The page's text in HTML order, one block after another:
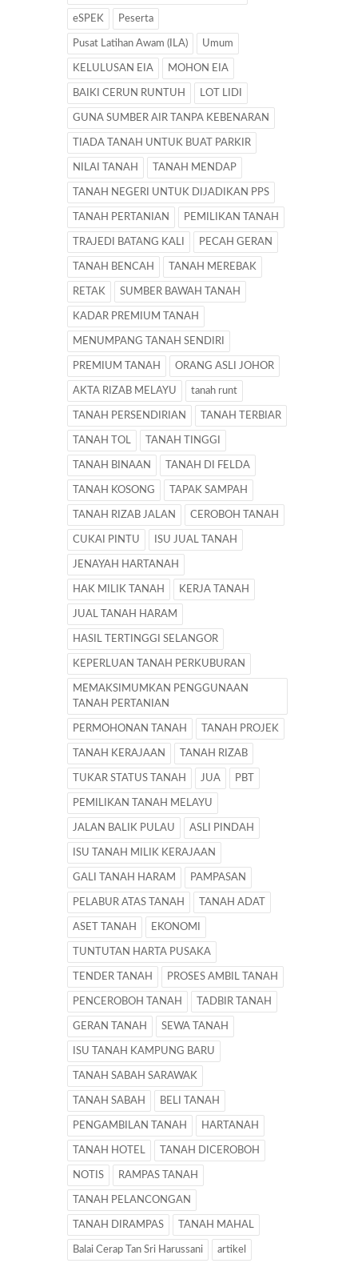
eSPEK Peserta
Pusat Latihan Awam (ILA) Umum
KELULUSAN EIA MOHON EIA
BAIKI CERUN RUNTUH LOT LIDI
GUNA SUMBER AIR TANPA KEBENARAN
TIADA TANAH UNTUK BUAT PARKIR
NILAI TANAH TANAH MENDAP
TANAH NEGERI UNTUK DIJADIKAN PPS
TANAH PERTANIAN PEMILIKAN TANAH
TRAJEDI BATANG KALI PECAH GERAN
TANAH BENCAH TANAH MEREBAK
RETAK SUMBER BAWAH TANAH
KADAR PREMIUM TANAH
MENUMPANG TANAH SENDIRI
PREMIUM TANAH ORANG ASLI JOHOR
AKTA RIZAB MELAYU tanah runt
TANAH PERSENDIRIAN TANAH TERBIAR
TANAH TOL TANAH TINGGI
TANAH BINAAN TANAH DI FELDA
TANAH KOSONG TAPAK SAMPAH
TANAH RIZAB JALAN CEROBOH TANAH
CUKAI PINTU ISU JUAL TANAH
JENAYAH HARTANAH
HAK MILIK TANAH KERJA TANAH
JUAL TANAH HARAM
HASIL TERTINGGI SELANGOR
KEPERLUAN TANAH PERKUBURAN
MEMAKSIMUMKAN PENGGUNAAN
TANAH PERTANIAN
PERMOHONAN TANAH TANAH PROJEK
TANAH KERAJAAN TANAH RIZAB
TUKAR STATUS TANAH JUA PBT
PEMILIKAN TANAH MELAYU
JALAN BALIK PULAU ASLI PINDAH
ISU TANAH MILIK KERAJAAN
GALI TANAH HARAM PAMPASAN
PELABUR ATAS TANAH TANAH ADAT
ASET TANAH EKONOMI
TUNTUTAN HARTA PUSAKA
TENDER TANAH PROSES AMBIL TANAH
PENCEROBOH TANAH TADBIR TANAH
GERAN TANAH SEWA TANAH
ISU TANAH KAMPUNG BARU
TANAH SABAH SARAWAK
TANAH SABAH BELI TANAH
PENGAMBILAN TANAH HARTANAH
TANAH HOTEL TANAH DICEROBOH
NOTIS RAMPAS TANAH
TANAH PELANCONGAN
TANAH DIRAMPAS TANAH MAHAL
Balai Cerap Tan Sri Harussani artikel